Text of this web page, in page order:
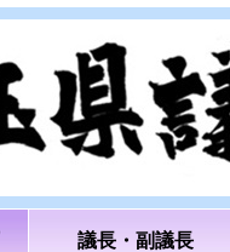
議長・副議長